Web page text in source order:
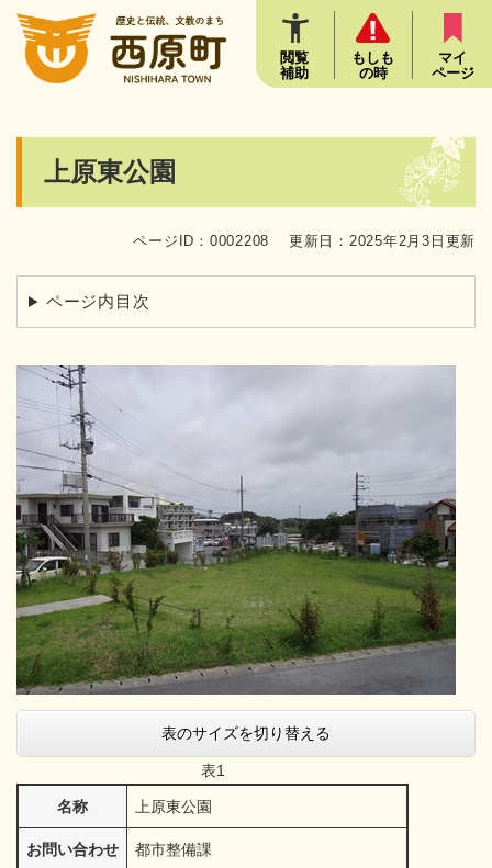
メニューを飛ばして本文へ
閲覧
補助
もしも
の時
マイ
ページ
上原東公園
ページID：0002208 更新日：2025年2月3日更新
ページ内目次
表のサイズを切り替える
表1
名称 上原東公園
お問い合わせ 都市整備課